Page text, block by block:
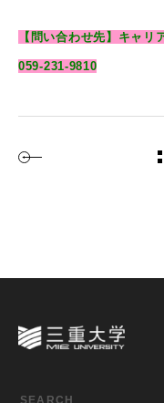
【問い合わせ先】キャ
059-231-9810